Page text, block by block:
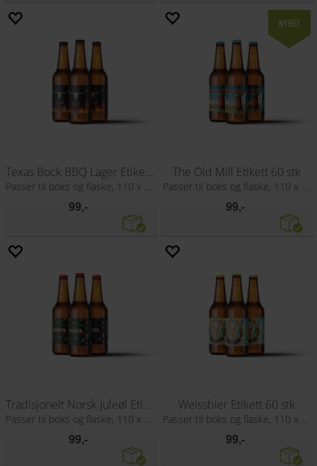
Texas Bock BBQ Lager Etikett 60 stk
99,-
The Old Mill Etikett 60 stk
99,-
Tradisjonelt Norsk Juleøl Etikett 60 stk
Passer til boks og flaske, 110 x 80 mm
99,-
Weissbier Etikett 60 stk
Passer til boks og flaske, 110 x 80 mm
99,-